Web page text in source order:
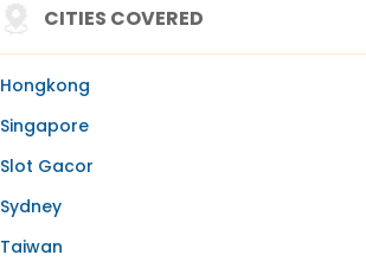
CITIES COVERED
Hongkong
Singapore
Slot Gacor
Sydney
Taiwan